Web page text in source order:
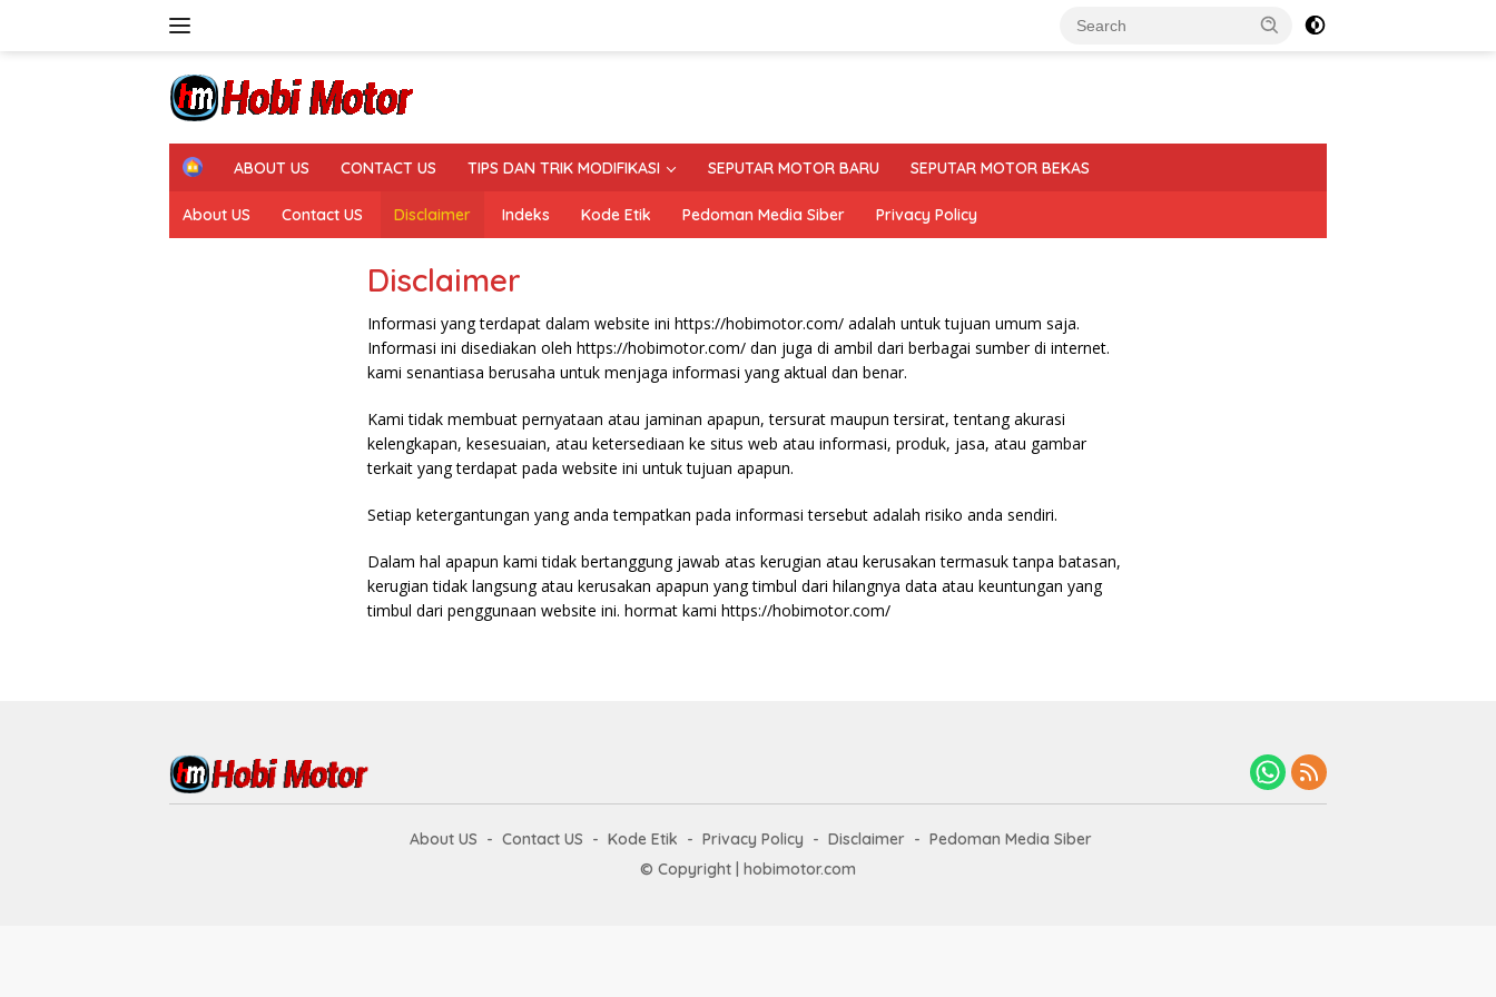
H
e
ABOUT US CONTACT US TIPS DAN TRIK MODIFIKASI SEPUTAR MOTOR BARU SEPUTAR MOTOR BEKAS
About US Contact US Disclaimer Indeks Kode Etik Pedoman Media Siber Privacy Policy
Disclaimer
Informasi yang terdapat dalam website ini https://hobimotor.com/ adalah untuk tujuan umum saja.
Informasi ini disediakan oleh https://hobimotor.com/ dan juga di ambil dari berbagai sumber di internet.
kami senantiasa berusaha untuk menjaga informasi yang aktual dan benar.
Kami tidak membuat pernyataan atau jaminan apapun, tersurat maupun tersirat, tentang akurasi
kelengkapan, kesesuaian, atau ketersediaan ke situs web atau informasi, produk, jasa, atau gambar
terkait yang terdapat pada website ini untuk tujuan apapun.
Setiap ketergantungan yang anda tempatkan pada informasi tersebut adalah risiko anda sendiri.
Dalam hal apapun kami tidak bertanggung jawab atas kerugian atau kerusakan termasuk tanpa batasan,
kerugian tidak langsung atau kerusakan apapun yang timbul dari hilangnya data atau keuntungan yang
timbul dari penggunaan website ini. hormat kami https://hobimotor.com/
About US Contact US Kode Etik Privacy Policy Disclaimer
Pedoman Media Siber
© Copyright | hobimotor.com